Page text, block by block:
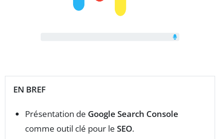
EN BREF
Présentation de Google Search Console
comme outil clé pour le SEO.